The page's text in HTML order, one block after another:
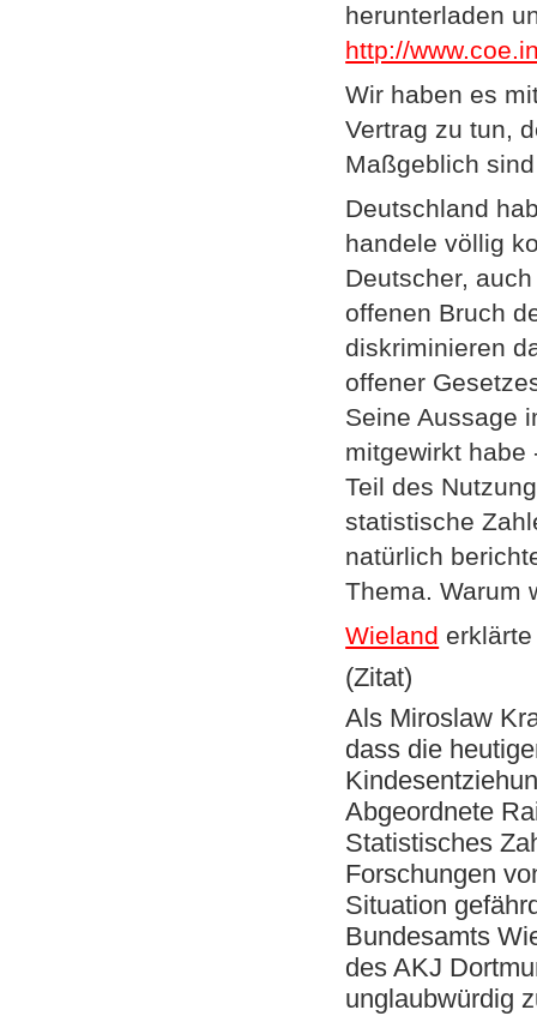
herunterladen
http://
Wir haben es
Vertrag zu tun,
Maßgeblich
Deutschland
handele völlig
Deutscher,
offenen Bruch
diskriminieren
offener
Seine Aussage
mitgewirkt habe
Teil des
statistische
natürlich
Thema. Warum
Wieland
(Zitat)
Als Miroslaw
dass die
Abgeordnete
Statistisches
Forschungen
Situation
Bundesamts
des AKJ
unglaubwürdig